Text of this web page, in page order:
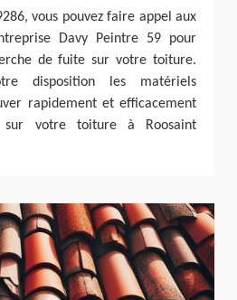
vous pouvez faire appel aux
Davy Peintre 59 pour
de fuite sur votre toiture.
disposition les matériels
rapidement et efficacement
sur votre toiture à Roosaint